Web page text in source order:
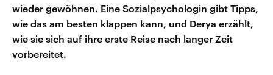
wieder gewöhnen. Eine Sozialpsychologin gibt Tipps,
wie das am besten klappen kann, und Derya erzählt,
wie sie sich auf ihre erste Reise nach langer Zeit
vorbereitet.